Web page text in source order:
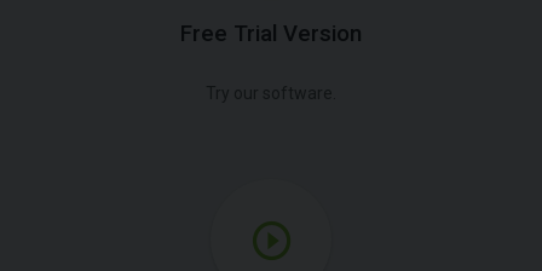
Free Trial Version